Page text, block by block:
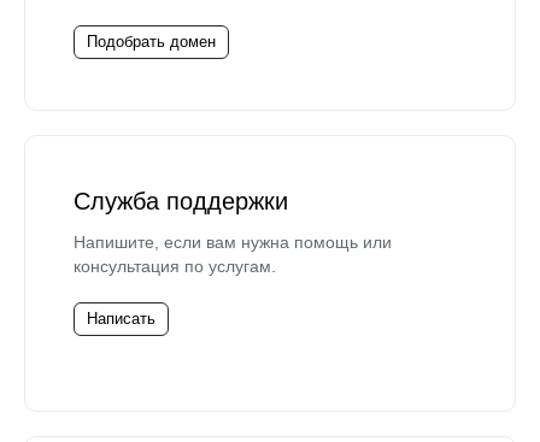
Подобрать домен
Служба поддержки
Напишите, если вам нужна помощь или
консультация по услугам.
Написать